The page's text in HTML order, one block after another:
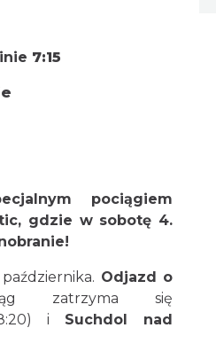
7:15
pociągiem
gdzie w sobotę 4.
Odjazd o
zatrzyma się
i Suchdol nad